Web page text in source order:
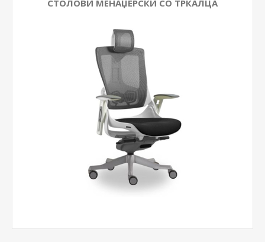
СТОЛОВИ МЕНАЏЕРСКИ СО ТРКАЛЦА